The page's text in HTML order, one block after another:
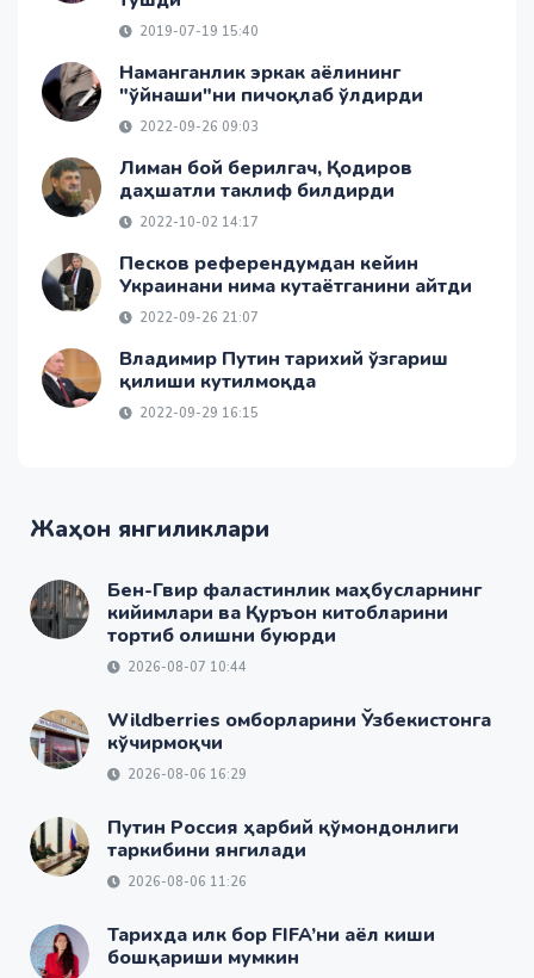
2019-07-19 15:40
Наманганлик эркак аёлининг
"ўйнаши"ни пичоқлаб ўлдирди
2022-09-26 09:03
Лиман бой берилгач, Қодиров
даҳшатли таклиф билдирди
2022-10-02 14:17
Песков референдумдан кейин
Украинани нима кутаётганини айтди
2022-09-26 21:07
Владимир Путин тарихий ўзгариш
қилиши кутилмоқда
2022-09-29 16:15
Жаҳон янгиликлари
Бен-Гвир фаластинлик маҳбусларнинг
кийимлари ва Қуръон китобларини
тортиб олишни буюрди
2026-08-07 10:44
Wildberries омборларини Ўзбекистонга
кўчирмоқчи
2026-08-06 16:29
Путин Россия ҳарбий қўмондонлиги
таркибини янгилади
2026-08-06 11:26
Тарихда илк бор FIFA’ни аёл киши
бошқариши мумкин